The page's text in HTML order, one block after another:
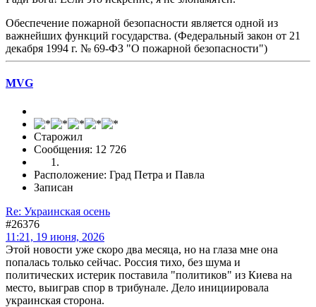
Обеспечение пожарной безопасности является одной из
важнейших функций государства. (Федеральный закон от 21
декабря 1994 г. № 69-ФЗ "О пожарной безопасности")
MVG
Старожил
Сообщения: 12 726
Расположение: Град Петра и Павла
Записан
Re: Украинская осень
#26376
11:21, 19 июня, 2026
Этой новости уже скоро два месяца, но на глаза мне она
попалась только сейчас. Россия тихо, без шума и
политических истерик поставила "политиков" из Киева на
место, выиграв спор в трибунале. Дело инициировала
украинская сторона.